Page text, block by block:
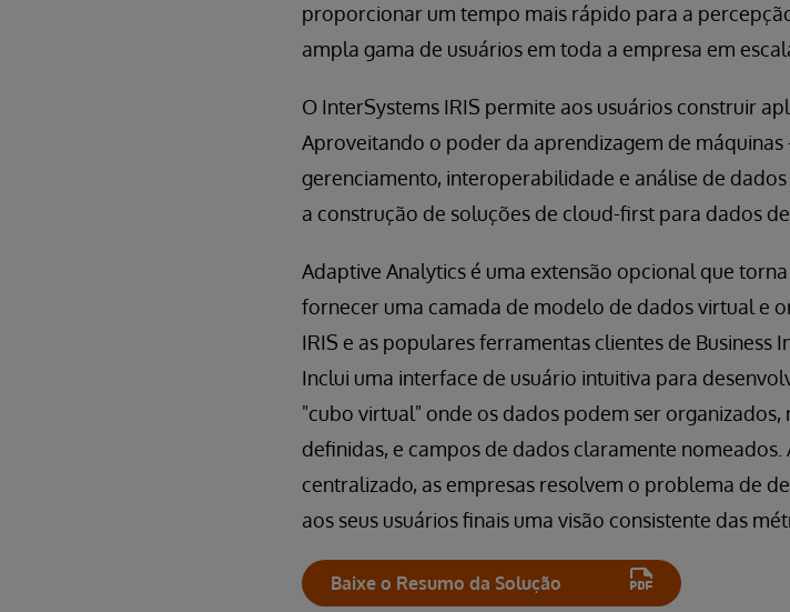
proporcionar um tempo mais rápido para a
ampla gama de usuários em toda a empresa em
O InterSystems IRIS permite aos usuários construir
Aproveitando o poder da aprendizagem de
gerenciamento, interoperabilidade e análise de
a construção de soluções de cloud-first para dados
Adaptive Analytics é uma extensão opcional que
fornecer uma camada de modelo de dados virtual e
IRIS e as populares ferramentas clientes de Business
Inclui uma interface de usuário intuitiva para
"cubo virtual" onde os dados podem ser
definidas, e campos de dados claramente
centralizado, as empresas resolvem o problema de
aos seus usuários finais uma visão consistente das
Baixe o Resumo da Solução